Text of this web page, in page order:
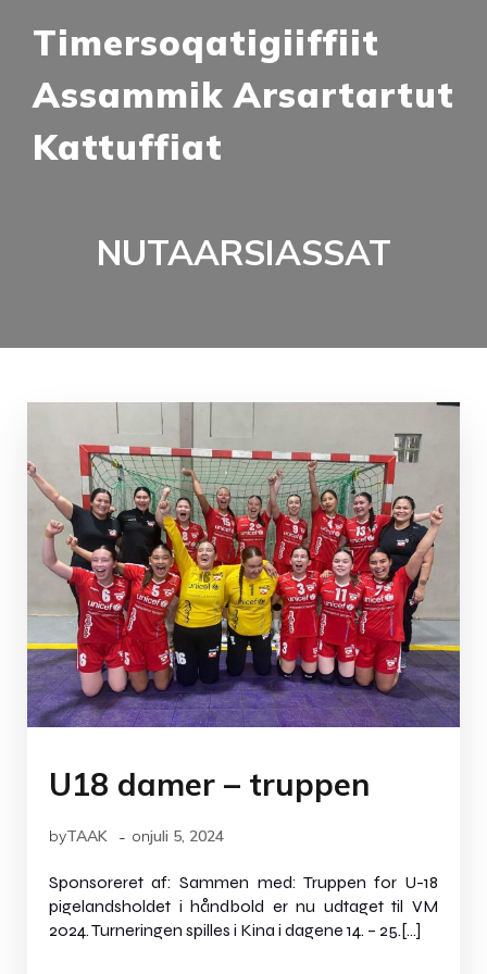
Timersoqatigiiffiit
Assammik Arsartartut
Kattuffiat
NUTAARSIASSAT
U18 damer – truppen
byTAAK - onjuli 5, 2024
Sponsoreret af: Sammen med: Truppen for U-18
pigelandsholdet i håndbold er nu udtaget til VM
2024. Turneringen spilles i Kina i dagene 14. – 25.[…]